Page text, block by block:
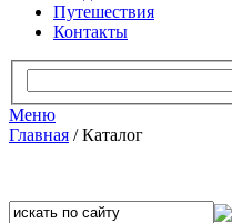
Путешествия
Контакты
Меню
Главная /Каталог